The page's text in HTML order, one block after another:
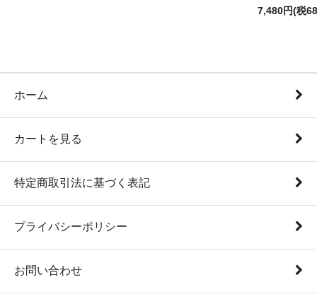
7,480円(税
ホーム
カートを見る
特定商取引法に基づく表記
プライバシーポリシー
お問い合わせ